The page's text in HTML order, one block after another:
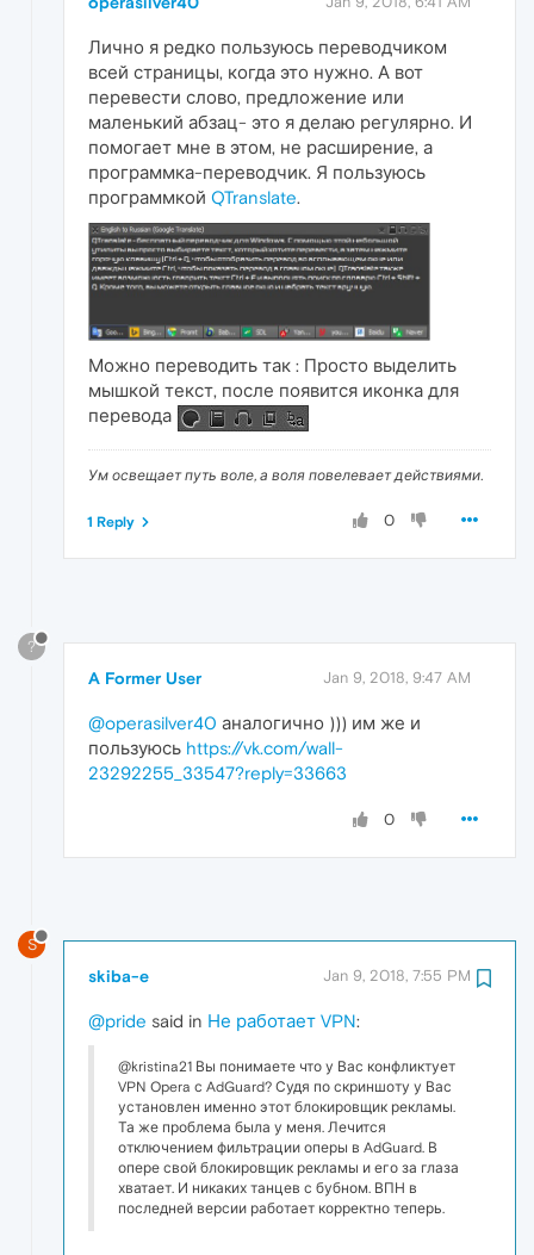
Лично я редко пользуюсь переводчиком
всей страницы, когда это нужно. А вот
перевести слово, предложение или
маленький абзац- это я делаю регулярно. И
помогает мне в этом, не расширение, а
программка-переводчик. Я пользуюсь
программкой QTranslate.
Можно переводить так : Просто выделить
мышкой текст, после появится иконка для
перевода
Ум освещает путь воле, а воля повелевает действиями.
0
1 Reply
?
A Former User Jan 9, 2018, 9:47 AM
@operasilver40 аналогично ))) им же и
пользуюсь https://vk.com/wall-
23292255_33547?reply=33663
0
S
skiba-e Jan 9, 2018, 7:55 PM
@pride said in Не работает VPN:
@kristina21 Вы понимаете что у Вас конфликтует
VPN Opera с AdGuard? Судя по скриншоту у Вас
установлен именно этот блокировщик рекламы.
Та же проблема была у меня. Лечится
отключением фильтрации оперы в AdGuard. В
опере свой блокировщик рекламы и его за глаза
хватает. И никаких танцев с бубном. ВПН в
последней версии работает корректно теперь.